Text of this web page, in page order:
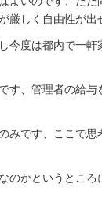
厳しく自由性が出
今度は都内で一
す、管理者の給
みです、ここで
のかというとこ